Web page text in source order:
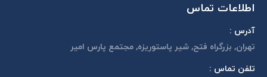
اطلاعات تماس
آدرس :
تهران, بزرگراه فتح, شير پاستوريزه, مجتمع پارس امير
تلفن تماس :